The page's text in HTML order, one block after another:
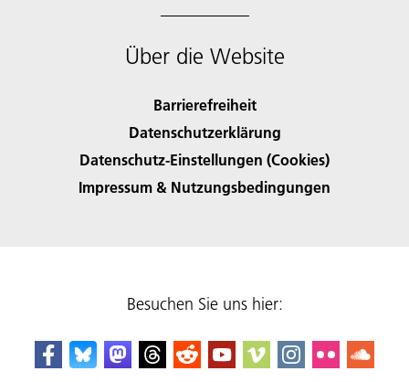
Über die Website
Barrierefreiheit
Datenschutzerklärung
Datenschutz-Einstellungen (Cookies)
Impressum & Nutzungsbedingungen
Besuchen Sie uns hier: